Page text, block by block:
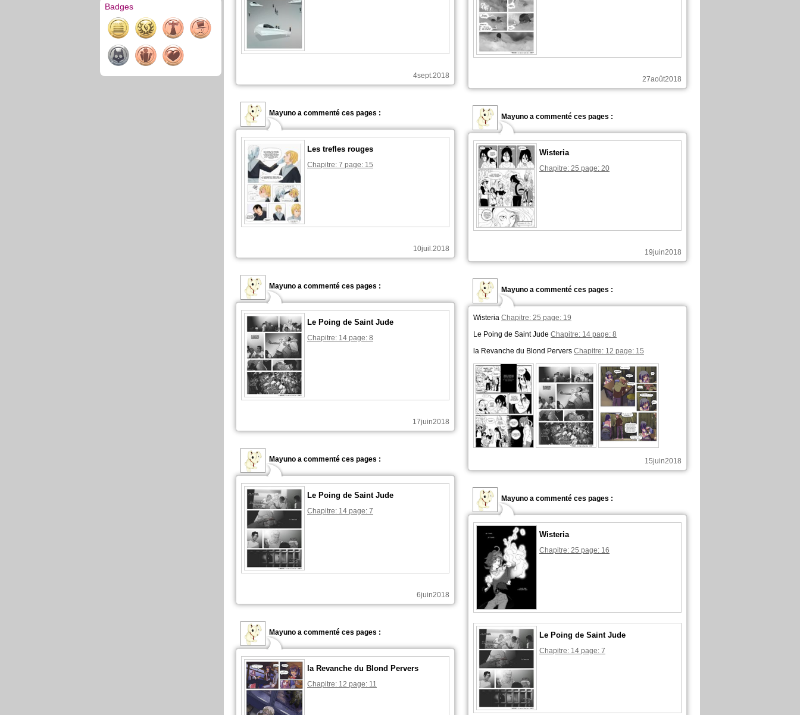
Badges
4sept.2018 27août2018
Mayuno a commenté ces pages :
Les trefles rouges
Chapitre: 7 page: 15
10juil.2018
Mayuno a commenté ces pages :
Wisteria
Chapitre: 25 page: 20
19juin2018
Mayuno a commenté ces pages :
Le Poing de Saint Jude
Chapitre: 14 page: 8
17juin2018
Mayuno a commenté ces pages :
Wisteria Chapitre: 25 page: 19
Le Poing de Saint Jude Chapitre: 14 page: 8
la Revanche du Blond Pervers Chapitre: 12 page: 15
15juin2018
Mayuno a commenté ces pages :
Le Poing de Saint Jude
Chapitre: 14 page: 7
6juin2018
Mayuno a commenté ces pages :
Wisteria
Chapitre: 25 page: 16
Le Poing de Saint Jude
Chapitre: 14 page: 7
Mayuno a commenté ces pages :
la Revanche du Blond Pervers
Chapitre: 12 page: 11